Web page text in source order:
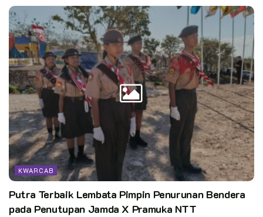
KWARCAB
Putra Terbaik Lembata Pimpin Penurunan Bendera
pada Penutupan Jamda X Pramuka NTT